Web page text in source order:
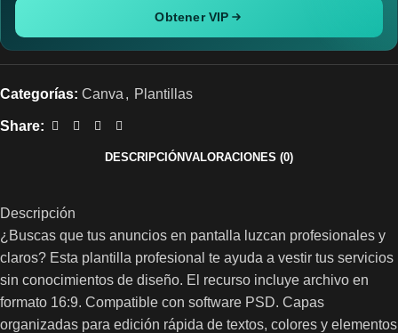
Obtener VIP
Categorías: Canva , Plantillas
Share:
DESCRIPCIÓNVALORACIONES (0)
Descripción
¿Buscas que tus anuncios en pantalla luzcan profesionales y
claros? Esta plantilla profesional te ayuda a vestir tus servicios
sin conocimientos de diseño. El recurso incluye archivo en
formato 16:9. Compatible con software PSD. Capas
organizadas para edición rápida de textos, colores y elementos